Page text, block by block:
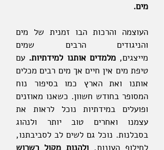
מים.
העוצמה והרכות הבו זמנית של מים
והניגודים הרבים שמים
מייצגים,מלמדים אותנו למידתיות. עם
טיפת מים אין חיים אך מים רבים מכלים
אותנו ואת הארץ כמו בסיפור נוח
המסופר בחודש חשוון. כשאנו מאוזנים
ופועלים במידתיות נוכל לראות את
עצמנו ואחרים טוב יותר ולנהוג
בסבלנות. נוכל גם לשים לב לסביבתנו,